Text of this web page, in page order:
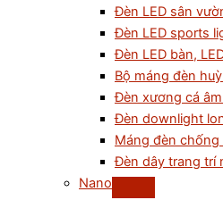
Đèn LED sân
Đèn LED sports
Đèn LED bàn,
Bộ máng đèn
Đèn xương cá
Đèn downlight
Máng đèn chống
Đèn dây trang trí
Nano